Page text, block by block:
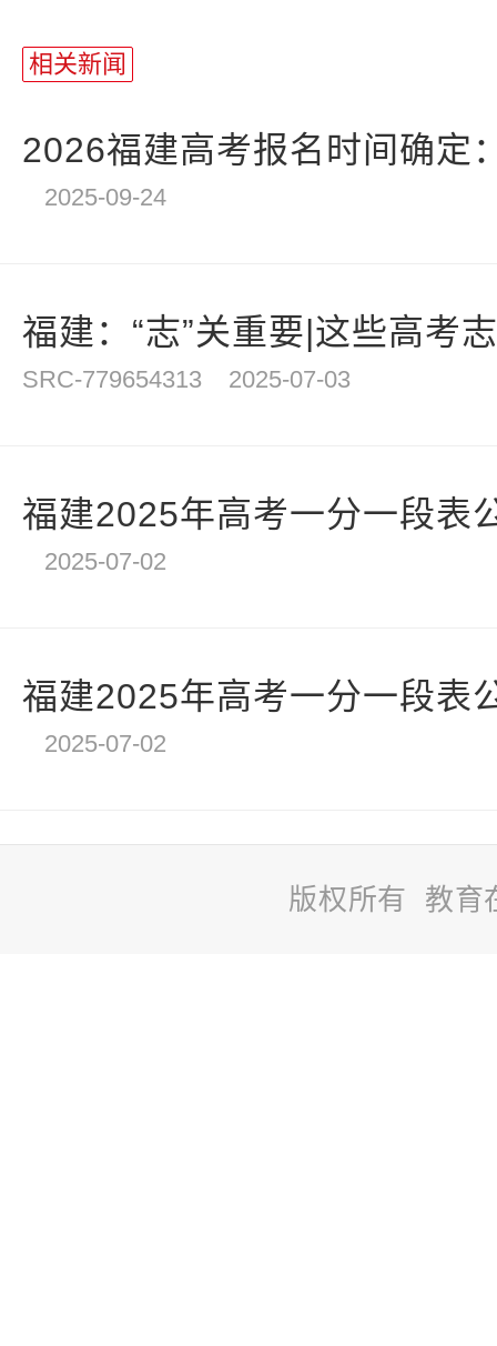
相关新闻
2026福建高考报名时间确定
2025-09-24
福建：“志”关重要|这些高考
SRC-779654313 2025-07-03
福建2025年高考一分一段表
2025-07-02
福建2025年高考一分一段表
2025-07-02
版权所有 教育